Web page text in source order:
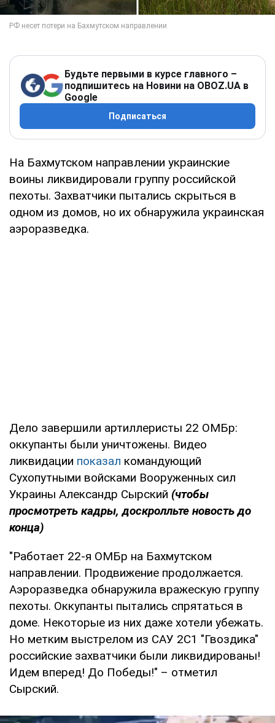
Будьте первыми в курсе главного –
подпишитесь на Новини на OBOZ.UA в
Google
Подписаться
На Бахмутском направлении украинские
воины ликвидировали группу российской
пехоты. Захватчики пытались скрыться в
одном из домов, но их обнаружила украинская
аэроразведка.
Дело завершили артиллеристы 22 ОМБр:
оккупанты были уничтожены. Видео
ликвидации показал командующий
Сухопутными войсками Вооруженных сил
Украины Александр Сырский (чтобы
просмотреть кадры, доскролльте новость до
конца)
"Работает 22-я ОМБр на Бахмутском
направлении. Продвижение продолжается.
Аэроразведка обнаружила вражескую группу
пехоты. Оккупанты пытались спрятаться в
доме. Некоторые из них даже хотели убежать.
Но метким выстрелом из САУ 2С1 "Гвоздика"
российские захватчики были ликвидированы!
Идем вперед! До Победы!" – отметил
Сырский.